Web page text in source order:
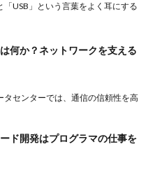
USB」という言葉をよく耳にする
何か？ネットワークを支える
タセンターでは、通信の信頼性を高
ド開発はプログラマの仕事を